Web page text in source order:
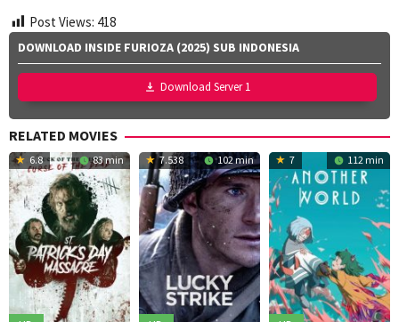
Post Views: 418
DOWNLOAD INSIDE FURIOZA (2025) SUB INDONESIA
Download Server 1
RELATED MOVIES
6.8 83 min 7.538 102 min 7 112 min